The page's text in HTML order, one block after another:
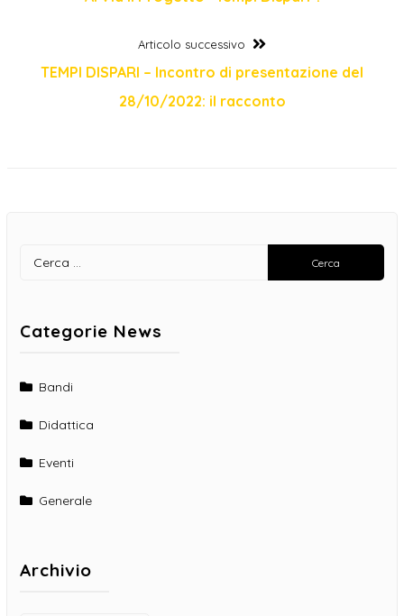
Articolo successivo
Articolo
successivo:
TEMPI DISPARI – Incontro di presentazione del
28/10/2022: il racconto
per:
Categorie News
Bandi
Didattica
Eventi
Generale
Archivio